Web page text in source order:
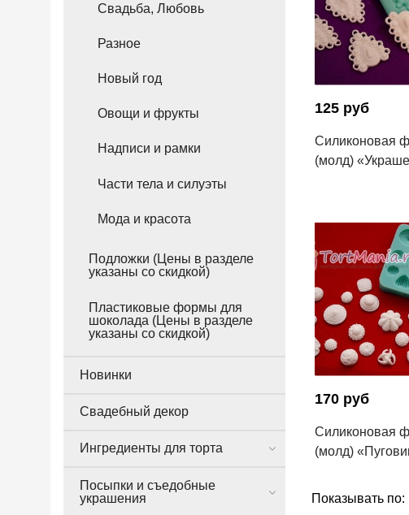
125 руб
Силиконовая
(молд)
170 руб
Силиконовая
(молд)
Показывать по:
Свадьба, Любовь
Разное
Новый год
Овощи и фрукты
Надписи и рамки
Части тела и силуэты
Мода и красота
Подложки (Цены в разделе
указаны со скидкой)
Пластиковые формы для
шоколада (Цены в разделе
указаны со скидкой)
Новинки
Свадебный декор
Ингредиенты для торта
Посыпки и съедобные
украшения